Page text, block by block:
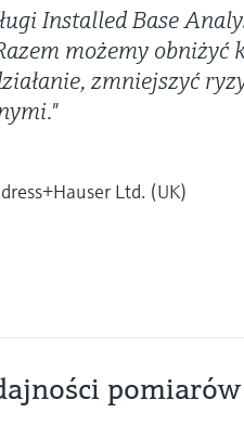
Installed Base
możemy obniżyć
zmniejszyć
Ltd. (UK)
pomiarów